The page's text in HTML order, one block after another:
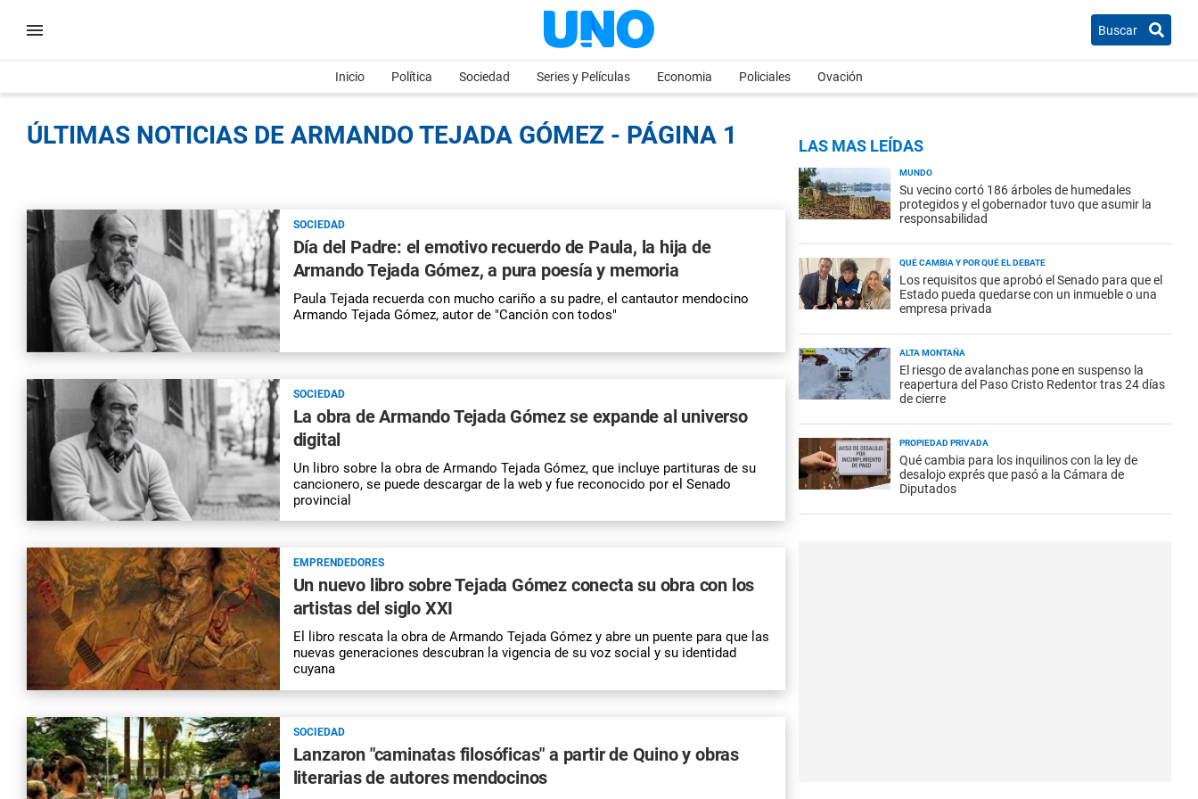
Buscar
Inicio Política Sociedad Series y Películas Economia Policiales Ovación
ÚLTIMAS NOTICIAS DE ARMANDO TEJADA GÓMEZ - PÁGINA 1
SOCIEDAD
Día del Padre: el emotivo recuerdo de Paula, la hija de
Armando Tejada Gómez, a pura poesía y memoria
Paula Tejada recuerda con mucho cariño a su padre, el cantautor mendocino
Armando Tejada Gómez, autor de "Canción con todos"
SOCIEDAD
La obra de Armando Tejada Gómez se expande al universo
digital
Un libro sobre la obra de Armando Tejada Gómez, que incluye partituras de su
cancionero, se puede descargar de la web y fue reconocido por el Senado
provincial
EMPRENDEDORES
Un nuevo libro sobre Tejada Gómez conecta su obra con los
artistas del siglo XXI
El libro rescata la obra de Armando Tejada Gómez y abre un puente para que las
nuevas generaciones descubran la vigencia de su voz social y su identidad
cuyana
SOCIEDAD
Lanzaron "caminatas filosóficas" a partir de Quino y obras
literarias de autores mendocinos
LAS MAS LEÍDAS
MUNDO
Su vecino cortó 186 árboles de humedales
protegidos y el gobernador tuvo que asumir la
responsabilidad
QUÉ CAMBIA Y POR QUÉ EL DEBATE
Los requisitos que aprobó el Senado para que el
Estado pueda quedarse con un inmueble o una
empresa privada
ALTA MONTAÑA
El riesgo de avalanchas pone en suspenso la
reapertura del Paso Cristo Redentor tras 24 días
de cierre
PROPIEDAD PRIVADA
Qué cambia para los inquilinos con la ley de
desalojo exprés que pasó a la Cámara de
Diputados